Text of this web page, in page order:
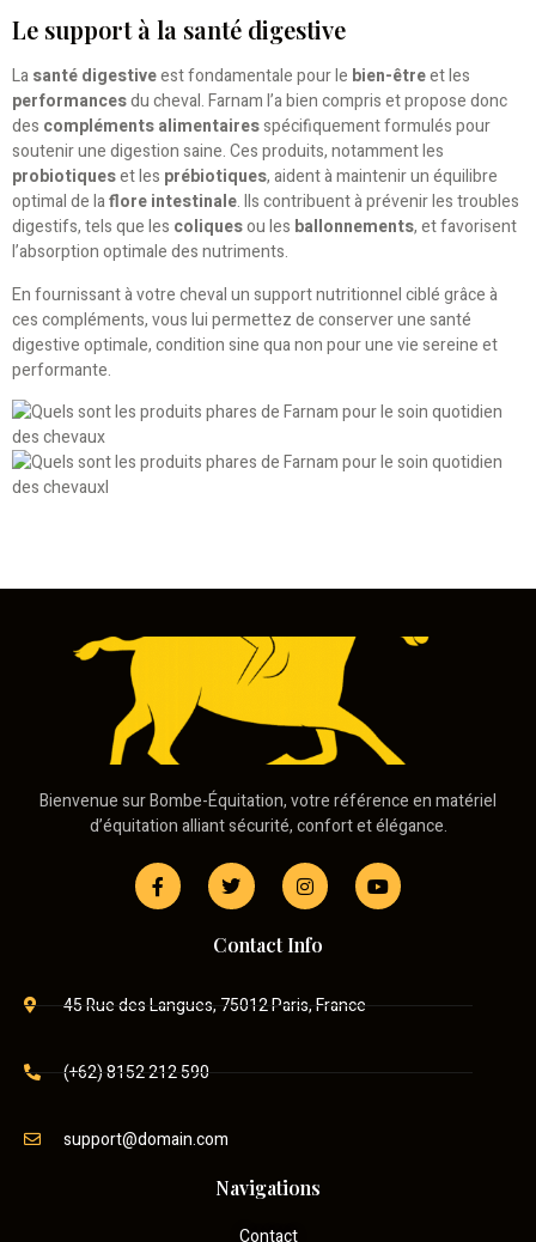
Le support à la santé digestive
Lasanté digestiveest fondamentale pour le bien-êtreet les
performancesdu cheval. Farnam l’a bien compris et propose donc
des compléments alimentairesspécifiquement formulés pour
soutenir une digestion saine. Ces produits, notamment les
probiotiqueset les prébiotiques, aident à maintenir un équilibre
optimal de laflore intestinale. Ils contribuent à prévenir les troubles
digestifs, tels que les coliquesou les ballonnements, et favorisent
l’absorption optimale des nutriments.
En fournissant à votre cheval un support nutritionnel ciblé grâce à
ces compléments, vous lui permettez de conserver une santé
digestive optimale, condition sine qua non pour une vie sereine et
performante.
Bienvenue sur Bombe-Équitation, votre référence en matériel
d’équitation alliant sécurité, confort et élégance.
Contact Info
45 Rue des Langues, 75012 Paris, France
(+62) 8152 212 590
support@domain.com
Navigations
Contact